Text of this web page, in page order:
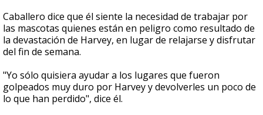
Caballero dice que él siente la necesidad de trabajar por
las mascotas quienes están en peligro como resultado de
la devastación de Harvey, en lugar de relajarse y disfrutar
del fin de semana.
"Yo sólo quisiera ayudar a los lugares que fueron
golpeados muy duro por Harvey y devolverles un poco de
lo que han perdido", dice él.